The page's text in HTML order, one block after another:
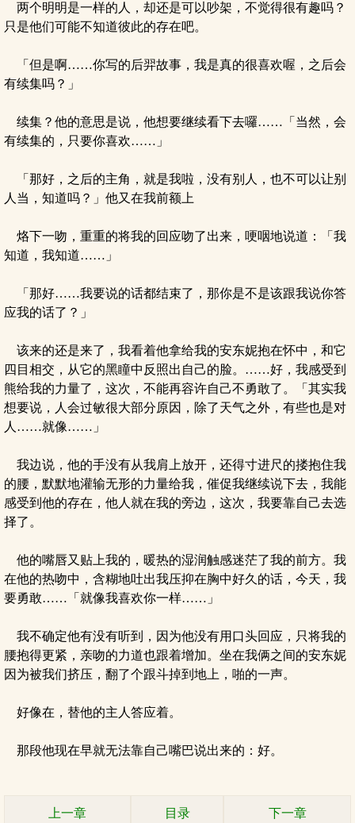
两个明明是一样的人，却还是可以吵架，不觉得很有趣吗？
只是他们可能不知道彼此的存在吧。
「但是啊……你写的后羿故事，我是真的很喜欢喔，之后会
有续集吗？」
续集？他的意思是说，他想要继续看下去囉……「当然，会
有续集的，只要你喜欢……」
「那好，之后的主角，就是我啦，没有别人，也不可以让别
人当，知道吗？」他又在我前额上
烙下一吻，重重的将我的回应吻了出来，哽咽地说道：「我
知道，我知道……」
「那好……我要说的话都结束了，那你是不是该跟我说你答
应我的话了？」
该来的还是来了，我看着他拿给我的安东妮抱在怀中，和它
四目相交，从它的黑瞳中反照出自己的脸。……好，我感受到
熊给我的力量了，这次，不能再容许自己不勇敢了。「其实我
想要说，人会过敏很大部分原因，除了天气之外，有些也是对
人……就像……」
我边说，他的手没有从我肩上放开，还得寸进尺的搂抱住我
的腰，默默地灌输无形的力量给我，催促我继续说下去，我能
感受到他的存在，他人就在我的旁边，这次，我要靠自己去选
择了。
他的嘴唇又贴上我的，暖热的湿润触感迷茫了我的前方。我
在他的热吻中，含糊地吐出我压抑在胸中好久的话，今天，我
要勇敢……「就像我喜欢你一样……」
我不确定他有没有听到，因为他没有用口头回应，只将我的
腰抱得更紧，亲吻的力道也跟着增加。坐在我俩之间的安东妮
因为被我们挤压，翻了个跟斗掉到地上，啪的一声。
好像在，替他的主人答应着。
那段他现在早就无法靠自己嘴巴说出来的：好。
上一章 目录 下一章